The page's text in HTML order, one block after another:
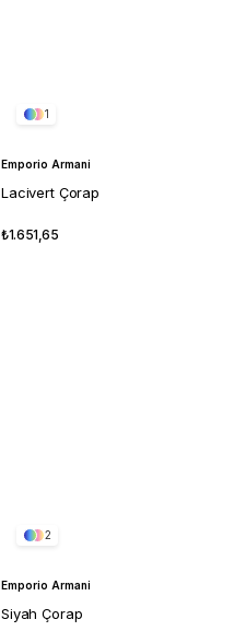
1
Emporio Armani
Lacivert Çorap
₺1.651,65
2
Emporio Armani
Siyah Çorap